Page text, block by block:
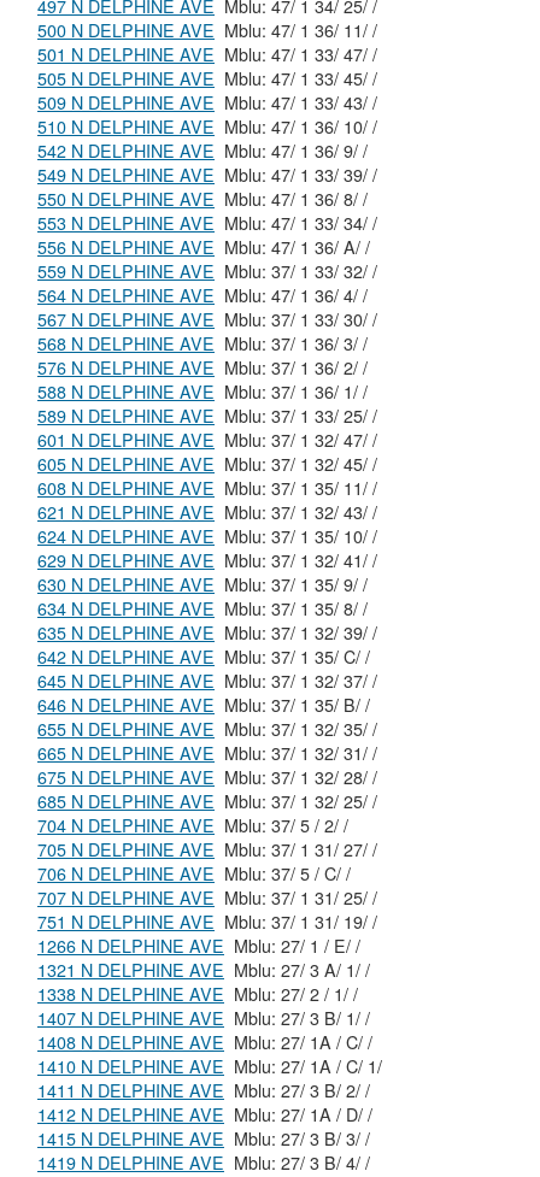
497 N DELPHINE AVE
Mblu: 47/ 1 34/ 25/ /
500 N DELPHINE AVE
Mblu: 47/ 1 36/ 11/ /
501 N DELPHINE AVE
Mblu: 47/ 1 33/ 47/ /
505 N DELPHINE AVE
Mblu: 47/ 1 33/ 45/ /
509 N DELPHINE AVE
Mblu: 47/ 1 33/ 43/ /
510 N DELPHINE AVE
Mblu: 47/ 1 36/ 10/ /
542 N DELPHINE AVE
Mblu: 47/ 1 36/ 9/ /
549 N DELPHINE AVE
Mblu: 47/ 1 33/ 39/ /
550 N DELPHINE AVE
Mblu: 47/ 1 36/ 8/ /
553 N DELPHINE AVE
Mblu: 47/ 1 33/ 34/ /
556 N DELPHINE AVE
Mblu: 47/ 1 36/ A/ /
559 N DELPHINE AVE
Mblu: 37/ 1 33/ 32/ /
564 N DELPHINE AVE
Mblu: 47/ 1 36/ 4/ /
567 N DELPHINE AVE
Mblu: 37/ 1 33/ 30/ /
568 N DELPHINE AVE
Mblu: 37/ 1 36/ 3/ /
576 N DELPHINE AVE
Mblu: 37/ 1 36/ 2/ /
588 N DELPHINE AVE
Mblu: 37/ 1 36/ 1/ /
589 N DELPHINE AVE
Mblu: 37/ 1 33/ 25/ /
601 N DELPHINE AVE
Mblu: 37/ 1 32/ 47/ /
605 N DELPHINE AVE
Mblu: 37/ 1 32/ 45/ /
608 N DELPHINE AVE
Mblu: 37/ 1 35/ 11/ /
621 N DELPHINE AVE
Mblu: 37/ 1 32/ 43/ /
624 N DELPHINE AVE
Mblu: 37/ 1 35/ 10/ /
629 N DELPHINE AVE
Mblu: 37/ 1 32/ 41/ /
630 N DELPHINE AVE
Mblu: 37/ 1 35/ 9/ /
634 N DELPHINE AVE
Mblu: 37/ 1 35/ 8/ /
635 N DELPHINE AVE
Mblu: 37/ 1 32/ 39/ /
642 N DELPHINE AVE
Mblu: 37/ 1 35/ C/ /
645 N DELPHINE AVE
Mblu: 37/ 1 32/ 37/ /
646 N DELPHINE AVE
Mblu: 37/ 1 35/ B/ /
655 N DELPHINE AVE
Mblu: 37/ 1 32/ 35/ /
665 N DELPHINE AVE
Mblu: 37/ 1 32/ 31/ /
675 N DELPHINE AVE
Mblu: 37/ 1 32/ 28/ /
685 N DELPHINE AVE
Mblu: 37/ 1 32/ 25/ /
704 N DELPHINE AVE
Mblu: 37/ 5 / 2/ /
705 N DELPHINE AVE
Mblu: 37/ 1 31/ 27/ /
706 N DELPHINE AVE
Mblu: 37/ 5 / C/ /
707 N DELPHINE AVE
Mblu: 37/ 1 31/ 25/ /
751 N DELPHINE AVE
Mblu: 37/ 1 31/ 19/ /
1266 N DELPHINE AVE
Mblu: 27/ 1 / E/ /
1321 N DELPHINE AVE
Mblu: 27/ 3 A/ 1/ /
1338 N DELPHINE AVE
Mblu: 27/ 2 / 1/ /
1407 N DELPHINE AVE
Mblu: 27/ 3 B/ 1/ /
1408 N DELPHINE AVE
Mblu: 27/ 1A / C/ /
1410 N DELPHINE AVE
Mblu: 27/ 1A / C/ 1/
1411 N DELPHINE AVE
Mblu: 27/ 3 B/ 2/ /
1412 N DELPHINE AVE
Mblu: 27/ 1A / D/ /
1415 N DELPHINE AVE
Mblu: 27/ 3 B/ 3/ /
1419 N DELPHINE AVE
Mblu: 27/ 3 B/ 4/ /